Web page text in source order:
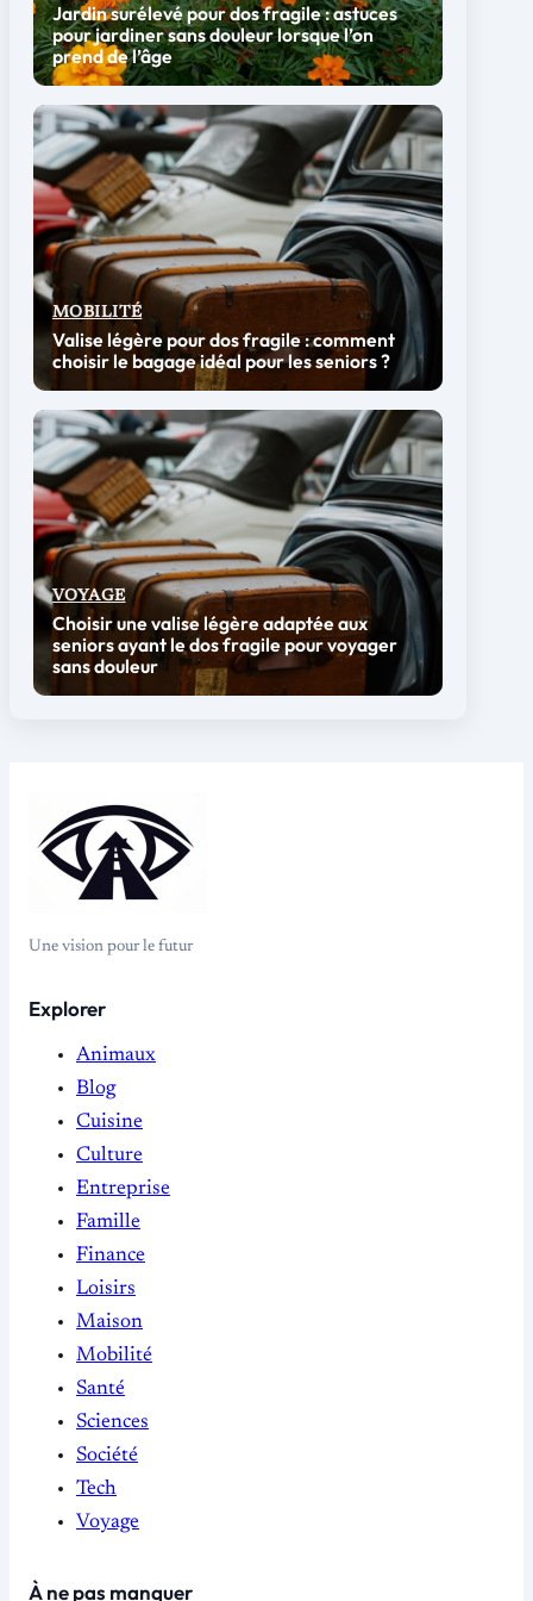
Jardin surélevé pour dos fragile : astuces
pour jardiner sans douleur lorsque l’on
prend de l’âge
MOBILITÉ
Valise légère pour dos fragile : comment
choisir le bagage idéal pour les seniors ?
VOYAGE
Choisir une valise légère adaptée aux
seniors ayant le dos fragile pour voyager
sans douleur
Une vision pour le futur
Explorer
Animaux
Blog
Cuisine
Culture
Entreprise
Famille
Finance
Loisirs
Maison
Mobilité
Santé
Sciences
Société
Tech
Voyage
À ne pas manquer